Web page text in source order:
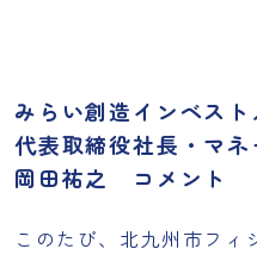
みらい創造インベスト
代表取締役社長・マ
岡田祐之 コメント
このたび、北九州市フ